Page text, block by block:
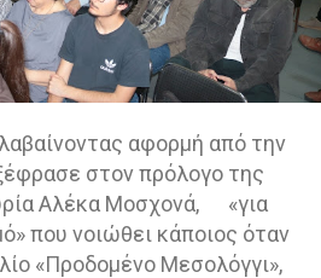
αφορμή από την
στον πρόλογο της
Αλέκα Μοσχονά,
«για
που νοιώθει κάποιος όταν
«Προδομένο Μεσολόγγι»,